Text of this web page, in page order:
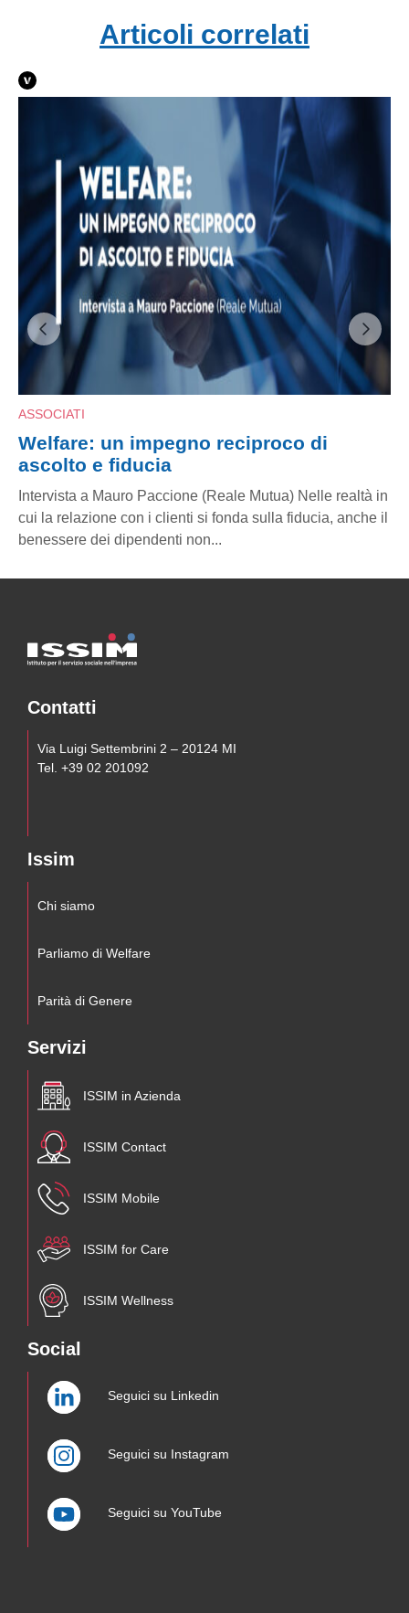
Articoli correlati
reciproco di
(Reale Mutua) Nelle realtà in
si fonda sulla fiducia, anche il
non...
Welfare: un
Intervista a Mauro
cui la relazione con i clienti
Contatti
Via Luigi Settembrini 2 – 20124 MI
Tel. +39 02 201092
Issim
Chi siamo
Parliamo di Welfare
Parità di Genere
Servizi
ISSIM in Azienda
ISSIM Contact
ISSIM Mobile
ISSIM for Care
ISSIM Wellness
Social
Seguici su Linkedin
Seguici su Instagram
Seguici su YouTube